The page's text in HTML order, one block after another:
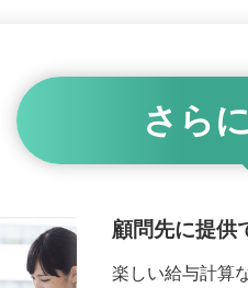
さら
顧問先に提供
楽しい給与計算